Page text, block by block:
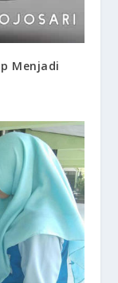
Menjadi